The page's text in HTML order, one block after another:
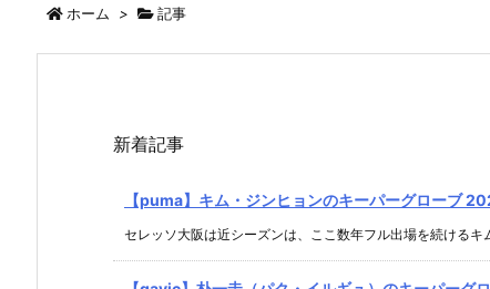
ホーム > 記事
新着記事
【puma】キム・ジンヒョンのキーパーグローブ
セレッソ大阪は近シーズンは、ここ数年フル出場を続けるキ